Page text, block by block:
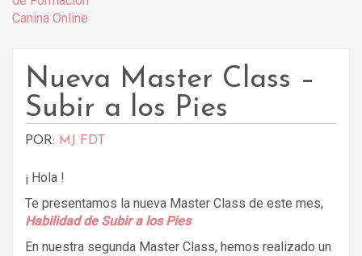
Nueva Master Class –
Subir a los Pies
POR: MJ FDT
¡ Hola !
Te presentamos la nueva Master Class de este mes,
Habilidad de Subir a los Pies
En nuestra segunda Master Class, hemos realizado un